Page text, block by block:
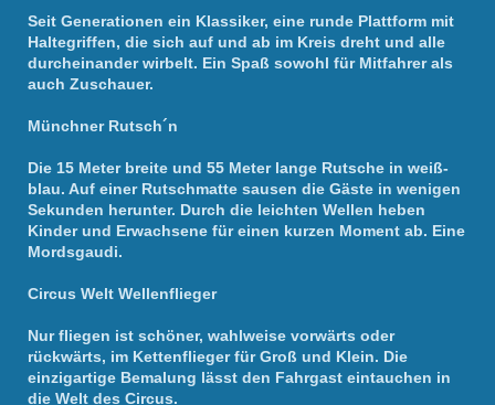
Seit Generationen ein Klassiker, eine runde Plattform mit
Haltegriffen, die sich auf und ab im Kreis dreht und alle
durcheinander wirbelt. Ein Spaß sowohl für Mitfahrer als
auch Zuschauer.
Münchner Rutsch´n
Die 15 Meter breite und 55 Meter lange Rutsche in weiß-
blau. Auf einer Rutschmatte sausen die Gäste in wenigen
Sekunden herunter. Durch die leichten Wellen heben
Kinder und Erwachsene für einen kurzen Moment ab. Eine
Mordsgaudi.
Circus Welt Wellenflieger
Nur fliegen ist schöner, wahlweise vorwärts oder
rückwärts, im Kettenflieger für Groß und Klein. Die
einzigartige Bemalung lässt den Fahrgast eintauchen in
die Welt des Circus.